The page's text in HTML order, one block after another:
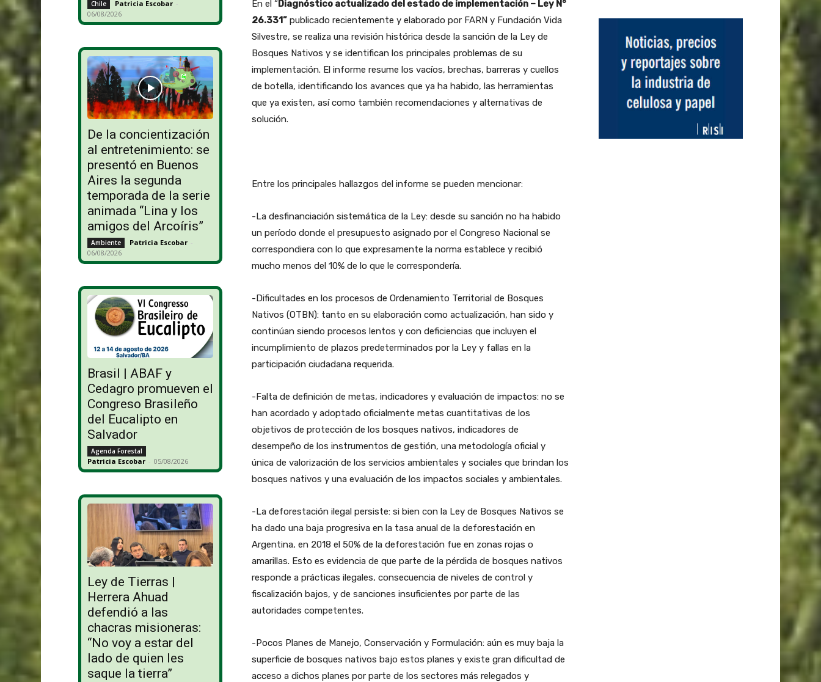
Chile Patricia Escobar -
06/08/2026
De la concientización
al entretenimiento: se
presentó en Buenos
Aires la segunda
temporada de la serie
animada “Lina y los
amigos del Arcoíris”
Ambiente Patricia Escobar -
06/08/2026
Brasil | ABAF y
Cedagro promueven el
Congreso Brasileño
del Eucalipto en
Salvador
Agenda Forestal
Patricia Escobar - 05/08/2026
Ley de Tierras |
Herrera Ahuad
defendió a las
chacras misioneras:
“No voy a estar del
lado de quien les
saque la tierra”
En el “Diagnóstico actualizado del estado de implementación – Ley N°
26.331”publicado recientemente y elaborado por FARN y Fundación Vida
Silvestre, se realiza una revisión histórica desde la sanción de la Ley de
Bosques Nativos y se identifican los principales problemas de su
implementación. El informe resume los vacíos, brechas, barreras y cuellos
de botella, identificando los avances que ya ha habido, las herramientas
que ya existen, así como también recomendaciones y alternativas de
solución.
Entre los principales hallazgos del informe se pueden mencionar:
-La desfinanciación sistemática de la Ley: desde su sanción no ha habido
un período donde el presupuesto asignado por el Congreso Nacional se
correspondiera con lo que expresamente la norma establece y recibió
mucho menos del 10% de lo que le correspondería.
-Dificultades en los procesos de Ordenamiento Territorial de Bosques
Nativos (OTBN): tanto en su elaboración como actualización, han sido y
continúan siendo procesos lentos y con deficiencias que incluyen el
incumplimiento de plazos predeterminados por la Ley y fallas en la
participación ciudadana requerida.
-Falta de definición de metas, indicadores y evaluación de impactos: no se
han acordado y adoptado oficialmente metas cuantitativas de los
objetivos de protección de los bosques nativos, indicadores de
desempeño de los instrumentos de gestión, una metodología oficial y
única de valorización de los servicios ambientales y sociales que brindan los
bosques nativos y una evaluación de los impactos sociales y ambientales.
-La deforestación ilegal persiste: si bien con la Ley de Bosques Nativos se
ha dado una baja progresiva en la tasa anual de la deforestación en
Argentina, en 2018 el 50% de la deforestación fue en zonas rojas o
amarillas. Esto es evidencia de que parte de la pérdida de bosques nativos
responde a prácticas ilegales, consecuencia de niveles de control y
fiscalización bajos, y de sanciones insuficientes por parte de las
autoridades competentes.
-Pocos Planes de Manejo, Conservación y Formulación: aún es muy baja la
superficie de bosques nativos bajo estos planes y existe gran dificultad de
acceso a dichos planes por parte de los sectores más relegados y